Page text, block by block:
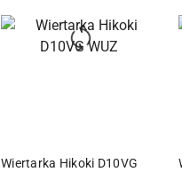
Wiertarka Hikoki D10VG
DODAJ DO KOSZYKA